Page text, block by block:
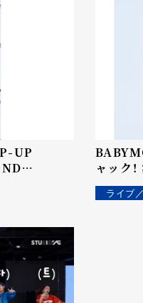
UP
ャック
ンが登場
ライブ